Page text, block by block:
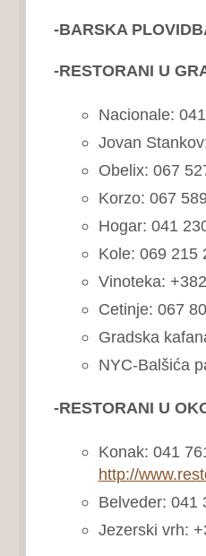
-BARSKA
-RESTORANI U
Nacionale:
Jovan
Obelix: 067
Korzo: 067
Hogar: 041
Kole: 069 215
Vinoteka:
Cetinje: 067
Gradska
NYC-Balšića
-RESTORANI U
Konak: 041
http://
Belveder: 041
Jezerski vrh: